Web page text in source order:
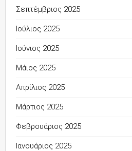
Σεπτέμβριος 2025
Ιούλιος 2025
Ιούνιος 2025
Μάιος 2025
Απρίλιος 2025
Μάρτιος 2025
Φεβρουάριος 2025
Ιανουάριος 2025